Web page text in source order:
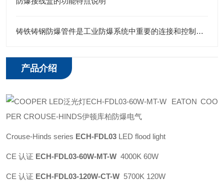
铸铁铸钢防爆管件是工业防爆系统中重要的连接和控制元件
产品介绍
EATON COO
PER CROUSE-HINDS伊顿库柏防爆电气
Crouse-Hinds series ECH-FDL03 LED flood light
CE 认证 ECH-FDL03-60W-MT-W 4000K 60W
CE 认证 ECH-FDL03-120W-CT-W 5700K 120W